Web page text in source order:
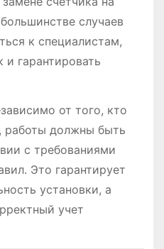
случаев
к специалистам,
гарантировать
от того, кто
работы должны быть
с требованиями
Это гарантирует
установки, а
учет